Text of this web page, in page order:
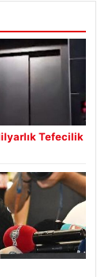
Tefecilik